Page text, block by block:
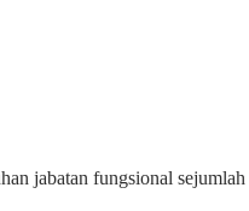
jabatan fungsional